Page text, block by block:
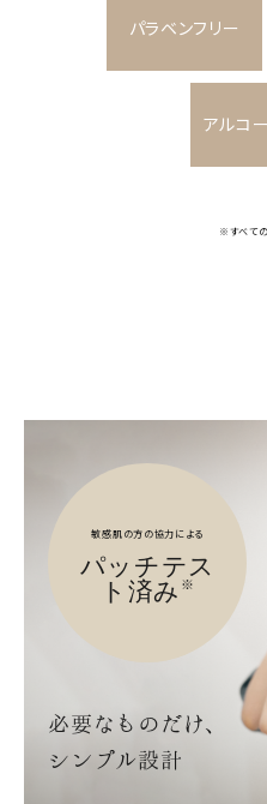
パラベンフリー
アルコ
※すべて
必要なものだけ、
シンプル設計
敏感肌の方の協力による
パッチテス
ト済み ※